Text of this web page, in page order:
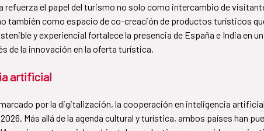
refuerza el papel del turismo no solo como intercambio de
también como espacio de co-creación de productos turísticos
y experiencial fortalece la presencia de España e India en
de la innovación en la oferta turística.
artificial
por la digitalización, la cooperación en inteligencia
Más allá de la agenda cultural y turística, ambos países han